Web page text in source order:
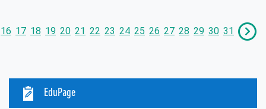
16 17 18 19 20 21 22 23 24 25 26 27 28 29 30 31
EduPage